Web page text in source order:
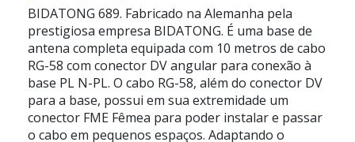
BIDATONG 689. Fabricado na Alemanha pela
prestigiosa empresa BIDATONG. É uma base de
antena completa equipada com 10 metros de cabo
RG-58 com conector DV angular para conexão à
base PL N-PL. O cabo RG-58, além do conector DV
para a base, possui em sua extremidade um
conector FME Fêmea para poder instalar e passar
o cabo em pequenos espaços. Adaptando o